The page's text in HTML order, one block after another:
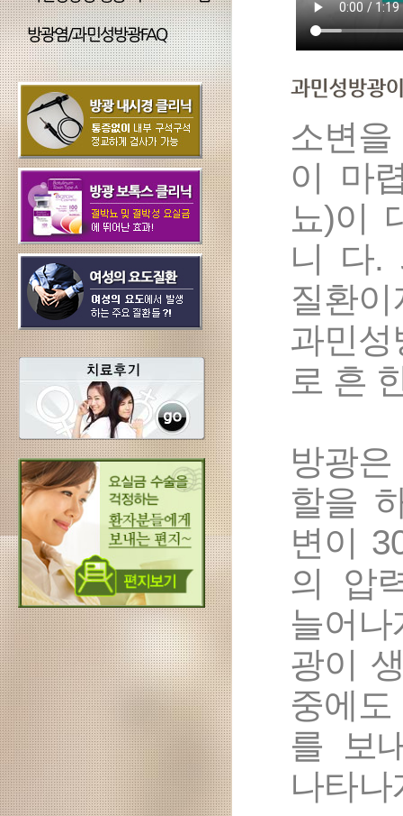
소변
이 마
뇨)이
니 다.
질환
과민
로 흔
방광
할을
변이
의 압
늘어
광이
중에
를 보
나타